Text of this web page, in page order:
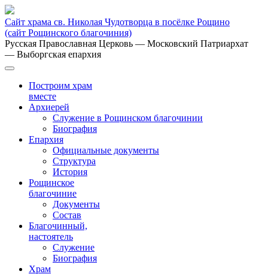
Сайт храма св. Николая Чудотворца в посёлке Рощино
(сайт Рощинского благочиния)
Русская Православная Церковь — Московский Патриархат
— Выборгская епархия
Построим храм
вместе
Архиерей
Служение в Рощинском благочинии
Биография
Епархия
Официальные документы
Структура
История
Рощинское
благочиние
Документы
Состав
Благочинный,
настоятель
Служение
Биография
Храм